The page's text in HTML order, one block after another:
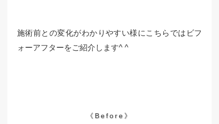
施術前との変化がわかりやすい様にこちらではビフ
ォーアフターをご紹介します^ ^
《After》
《Before》